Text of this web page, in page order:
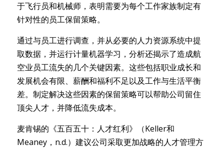
于飞行员和机械师，表明需要为每个工作家族制定有
针对性的员工保留策略。
通过与员工进行调查，并从必要的人力资源系统中提
取数据，并运行计量机器学习，分析还揭示了造成航
空业员工流失的几个关键因素。这些包括职业成长和
发展机会有限、薪酬和福利不足以及工作与生活平衡
差。制定解决这些因素的保留策略可以帮助公司留住
顶尖人才，并降低流失成本。
麦肯锡的《五百五十：人才红利》（Keller和
Meaney，n.d.）建议公司采取更加战略的人才管理方